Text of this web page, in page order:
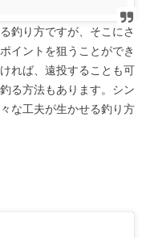
釣り方ですが、そこにさ
イントを狙うことができ
れば、遠投することも可
る方法もあります。シン
な工夫が生かせる釣り方